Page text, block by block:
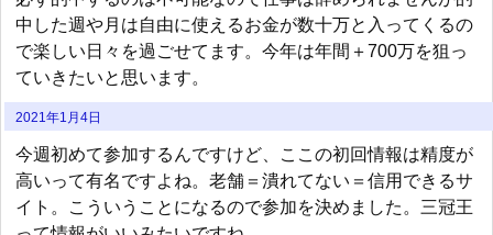
中した週や月は自由に使えるお金が数十万と入ってくるの
で楽しい日々を過ごせてます。今年は年間＋700万を狙っ
ていきたいと思います。
2021年1月4日
今週初めて参加するんですけど、ここの初回情報は精度が
高いって有名ですよね。老舗＝潰れてない＝信用できるサ
イト。こういうことになるので参加を決めました。三冠王